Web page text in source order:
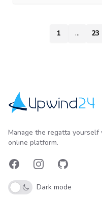
1 ... 23
Manage the regatta
online platform.
FacebookInstagramGitHub
Dark mode